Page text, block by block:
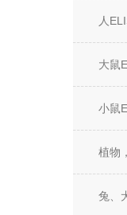
人
大鼠
小鼠
植物
兔、